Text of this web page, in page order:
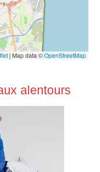
| Map data ©OpenStreetMap
alentours